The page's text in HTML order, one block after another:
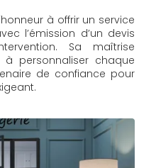
à offrir un service
l’émission d’un devis
Sa maîtrise
personnaliser chaque
de confiance pour